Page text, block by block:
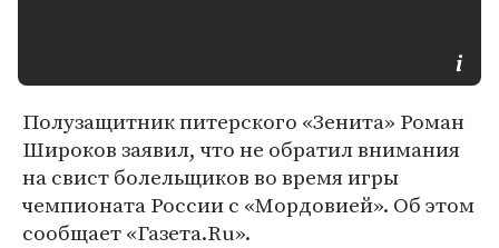
Полузащитник питерского «Зенита» Роман
Широков заявил, что не обратил внимания
на свист болельщиков во время игры
чемпионата России с «Мордовией». Об этом
сообщает «Газета.Ru».